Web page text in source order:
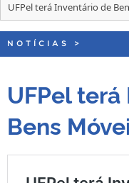
UFPel terá Inventário de
NOTÍCIAS >
UFPel
Bens